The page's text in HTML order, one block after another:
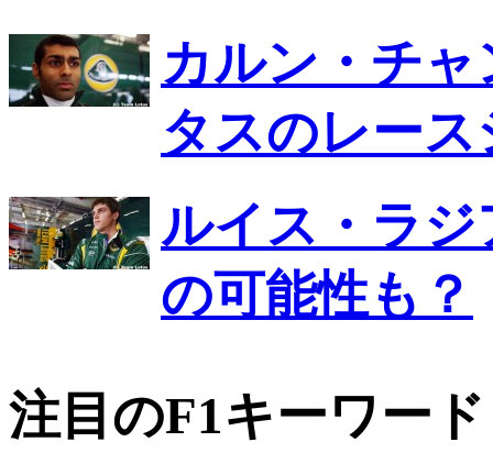
カルン・チ
タスのレー
ルイス・ラ
の可能性も？
注目のF1キーワード